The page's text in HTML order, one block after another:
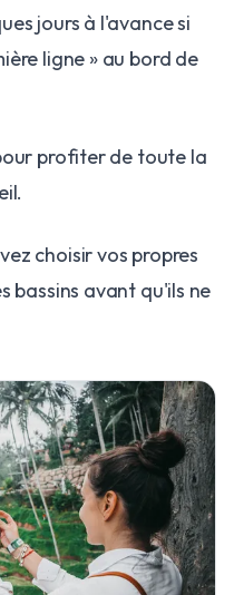
jours à l'avance si
ligne » au bord de
profiter de toute la
choisir vos propres
bassins avant qu'ils ne